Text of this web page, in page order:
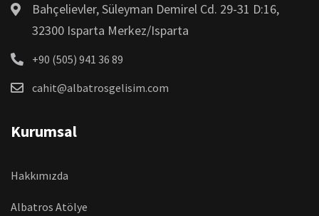
Bahçelievler, Süleyman Demirel Cd. 29-31 D:16,
32300 Isparta Merkez/Isparta
+90 (505) 941 36 89
cahit@albatrosgelisim.com
Kurumsal
Hakkımızda
Albatros Atölye